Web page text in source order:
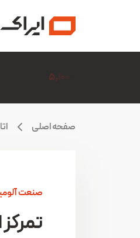
صفحه اصلی
صنعت